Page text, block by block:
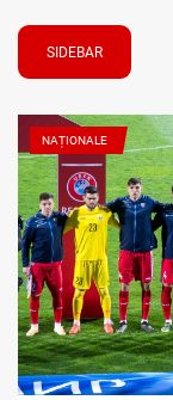
SIDEBAR
NAȚIONALE